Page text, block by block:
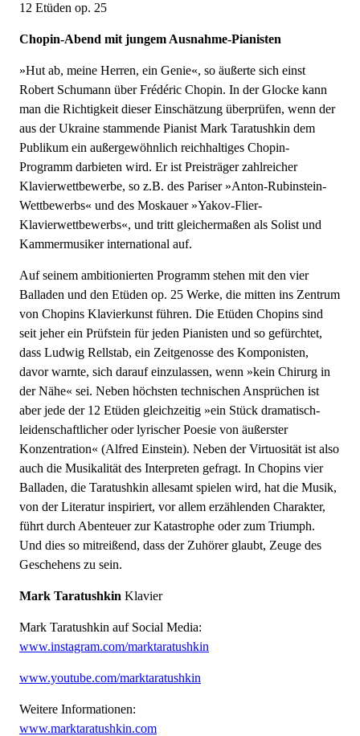
12 Etüden op. 25
Chopin-Abend mit jungem Ausnahme-Pianisten
»Hut ab, meine Herren, ein Genie«, so äußerte sich einst
Robert Schumann über Frédéric Chopin. In der Glocke kann
man die Richtigkeit dieser Einschätzung überprüfen, wenn der
aus der Ukraine stammende Pianist Mark Taratushkin dem
Publikum ein außergewöhnlich reichhaltiges Chopin-
Programm darbieten wird. Er ist Preisträger zahlreicher
Klavierwettbewerbe, so z.B. des Pariser »Anton-Rubinstein-
Wettbewerbs« und des Moskauer »Yakov-Flier-
Klavierwettbewerbs«, und tritt gleichermaßen als Solist und
Kammermusiker international auf.
Auf seinem ambitionierten Programm stehen mit den vier
Balladen und den Etüden op. 25 Werke, die mitten ins Zentrum
von Chopins Klavierkunst führen. Die Etüden Chopins sind
seit jeher ein Prüfstein für jeden Pianisten und so gefürchtet,
dass Ludwig Rellstab, ein Zeitgenosse des Komponisten,
davor warnte, sich darauf einzulassen, wenn »kein Chirurg in
der Nähe« sei. Neben höchsten technischen Ansprüchen ist
aber jede der 12 Etüden gleichzeitig »ein Stück dramatisch-
leidenschaftlicher oder lyrischer Poesie von äußerster
Konzentration« (Alfred Einstein). Neben der Virtuosität ist also
auch die Musikalität des Interpreten gefragt. In Chopins vier
Balladen, die Taratushkin allesamt spielen wird, hat die Musik,
von der Literatur inspiriert, vor allem erzählenden Charakter,
führt durch Abenteuer zur Katastrophe oder zum Triumph.
Und dies so mitreißend, dass der Zuhörer glaubt, Zeuge des
Geschehens zu sein.
Mark Taratushkin Klavier
Mark Taratushkin auf Social Media:
www.instagram.com/marktaratushkin
www.youtube.com/marktaratushkin
Weitere Informationen:
www.marktaratushkin.com